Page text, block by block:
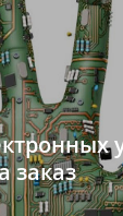
заказ